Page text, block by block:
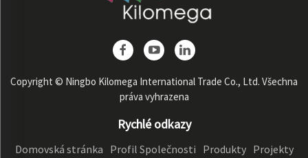
Copyright © Ningbo Kilomega International Trade Co., Ltd. Všechna
práva vyhrazena
Rychlé odkazy
Domovská stránka Profil Společnosti Produkty Projekty